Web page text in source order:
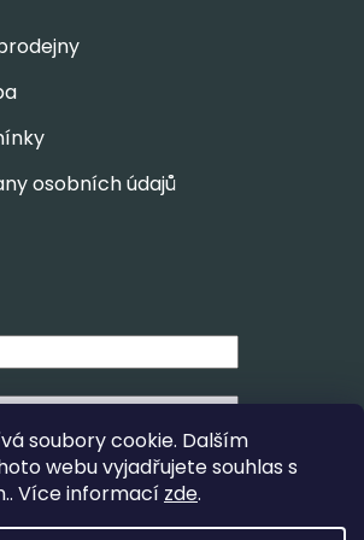
soubory cookie. Dalším
webu vyjadřujete souhlas s
Více informací zde.
osobních údajů
Zapomenuté heslo